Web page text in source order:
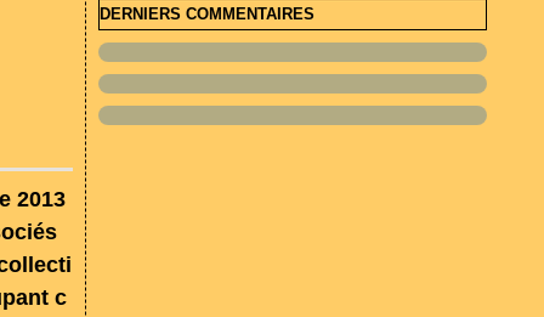
2013
c
DERNIERS COMMENTAIRES